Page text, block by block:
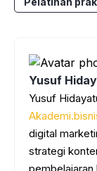
Yusuf
Yusuf
digital
strategi